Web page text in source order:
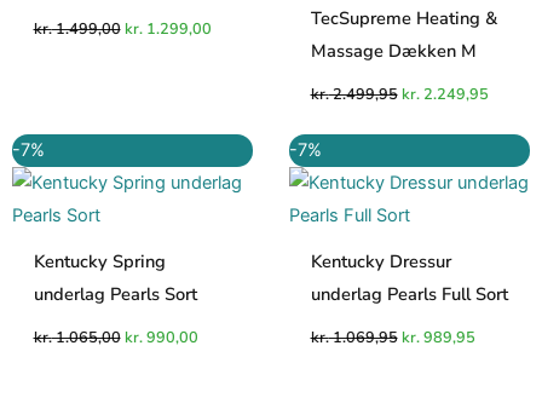
kr.1.499,00 kr.1.299,00
TecSupreme Heating &
Massage Dækken M
kr.2.499,95 kr.2.249,95
-7%
Kentucky Spring
underlag Pearls Sort
kr.1.065,00
oprindelige
pris
kr.990,00
aktuelle
pris
-7%
Kentucky Dressur
underlag Pearls Full Sort
kr.1.069,95
oprindelige
pris
kr. 1.069,95.
kr.989,95
aktuelle
pris